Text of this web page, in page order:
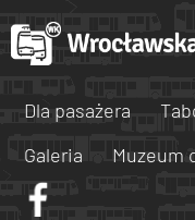
Dla pasażera
Galeria
Muzeum